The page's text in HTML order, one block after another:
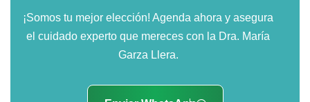
¡Somos tu mejor elección! Agenda ahora y asegura
el cuidado experto que mereces con la Dra. María
Garza Llera.